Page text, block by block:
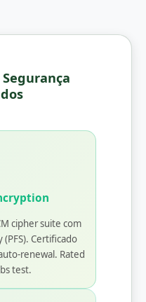
cipher suite com
Certificado
renewal. Rated
test.